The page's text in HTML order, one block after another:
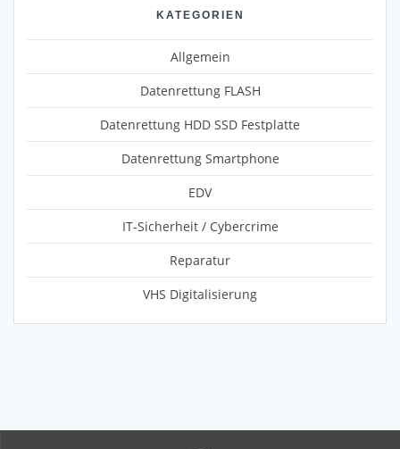
KATEGORIEN
Allgemein
Datenrettung FLASH
Datenrettung HDD SSD Festplatte
Datenrettung Smartphone
EDV
IT-Sicherheit / Cybercrime
Reparatur
VHS Digitalisierung